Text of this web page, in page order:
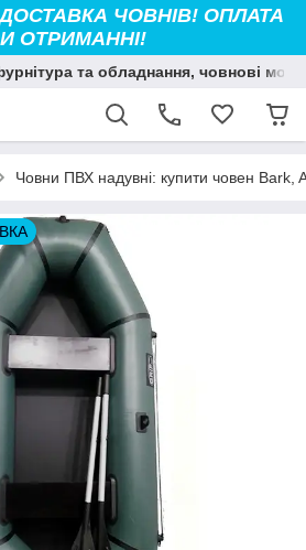
ЧОВНІВ! ОПЛАТА
ОТРИМАННІ!
та обладнання, човнові
Човни ПВХ надувні: купити човен Bark,